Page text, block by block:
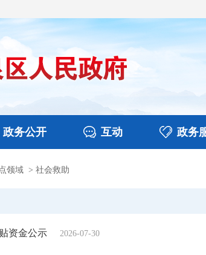
图片新闻
政务公开
预决算
互动 政务
涉企收费目录清单
领域 > 社会救助
资金公示 2026-07-30